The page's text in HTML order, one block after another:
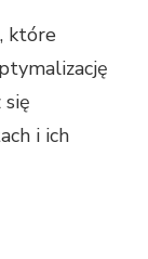
które
i ich